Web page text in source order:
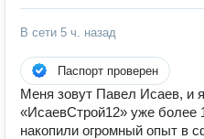
В сети 5 ч. назад
Паспорт проверен
Меня зовут Павел Исаев, и
«ИсаевСтрой12» уже более
накопили огромный опыт в